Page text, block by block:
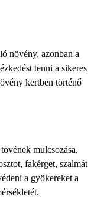
növény, azonban a
tenni a sikeres
kertben történő
mulcsozása.
fakérget, szalmát
a gyökereket a